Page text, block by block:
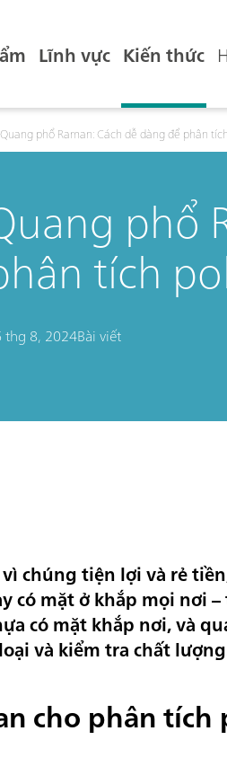
Lĩnh vực Kiến thức
Quang phổ Raman: Cách dễ dàng để phân
phổ
tích
thg 8, 2024Bài viết
chúng tiện lợi và rẻ
có mặt ở khắp mọi nơi
có mặt khắp nơi, và
và kiểm tra chất
cho phân